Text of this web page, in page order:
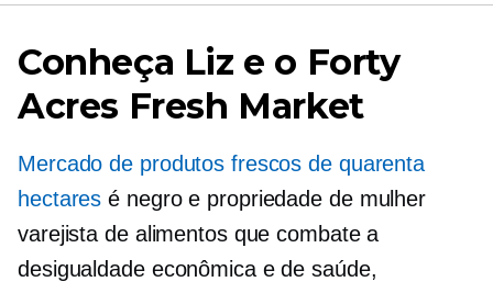
Conheça Liz e o Forty
Acres Fresh Market
Mercado de produtos frescos de quarenta
hectares é negro e propriedade de mulher
varejista de alimentos que combate a
desigualdade econômica e de saúde,